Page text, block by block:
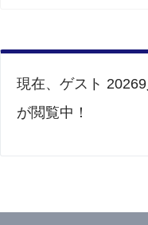
現在、ゲスト
が閲覧中！